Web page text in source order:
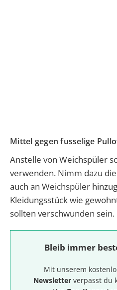
Mittel gegen fusselige
Anstelle von Weichspüler
verwenden. Nimm dazu
auch an Weichspüler
Kleidungsstück wie
sollten verschwunden sein.
Bleib immer
Mit unserem
Newsletterverpasst du